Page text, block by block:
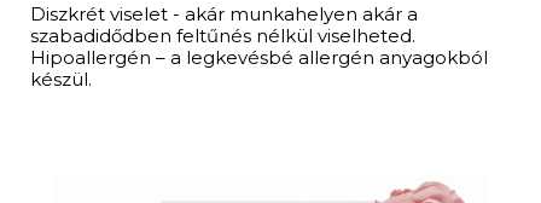
Diszkrét viselet - akár munkahelyen akár a
szabadidődben feltűnés nélkül viselheted.
Hipoallergén – a legkevésbé allergén anyagokból
készül.​